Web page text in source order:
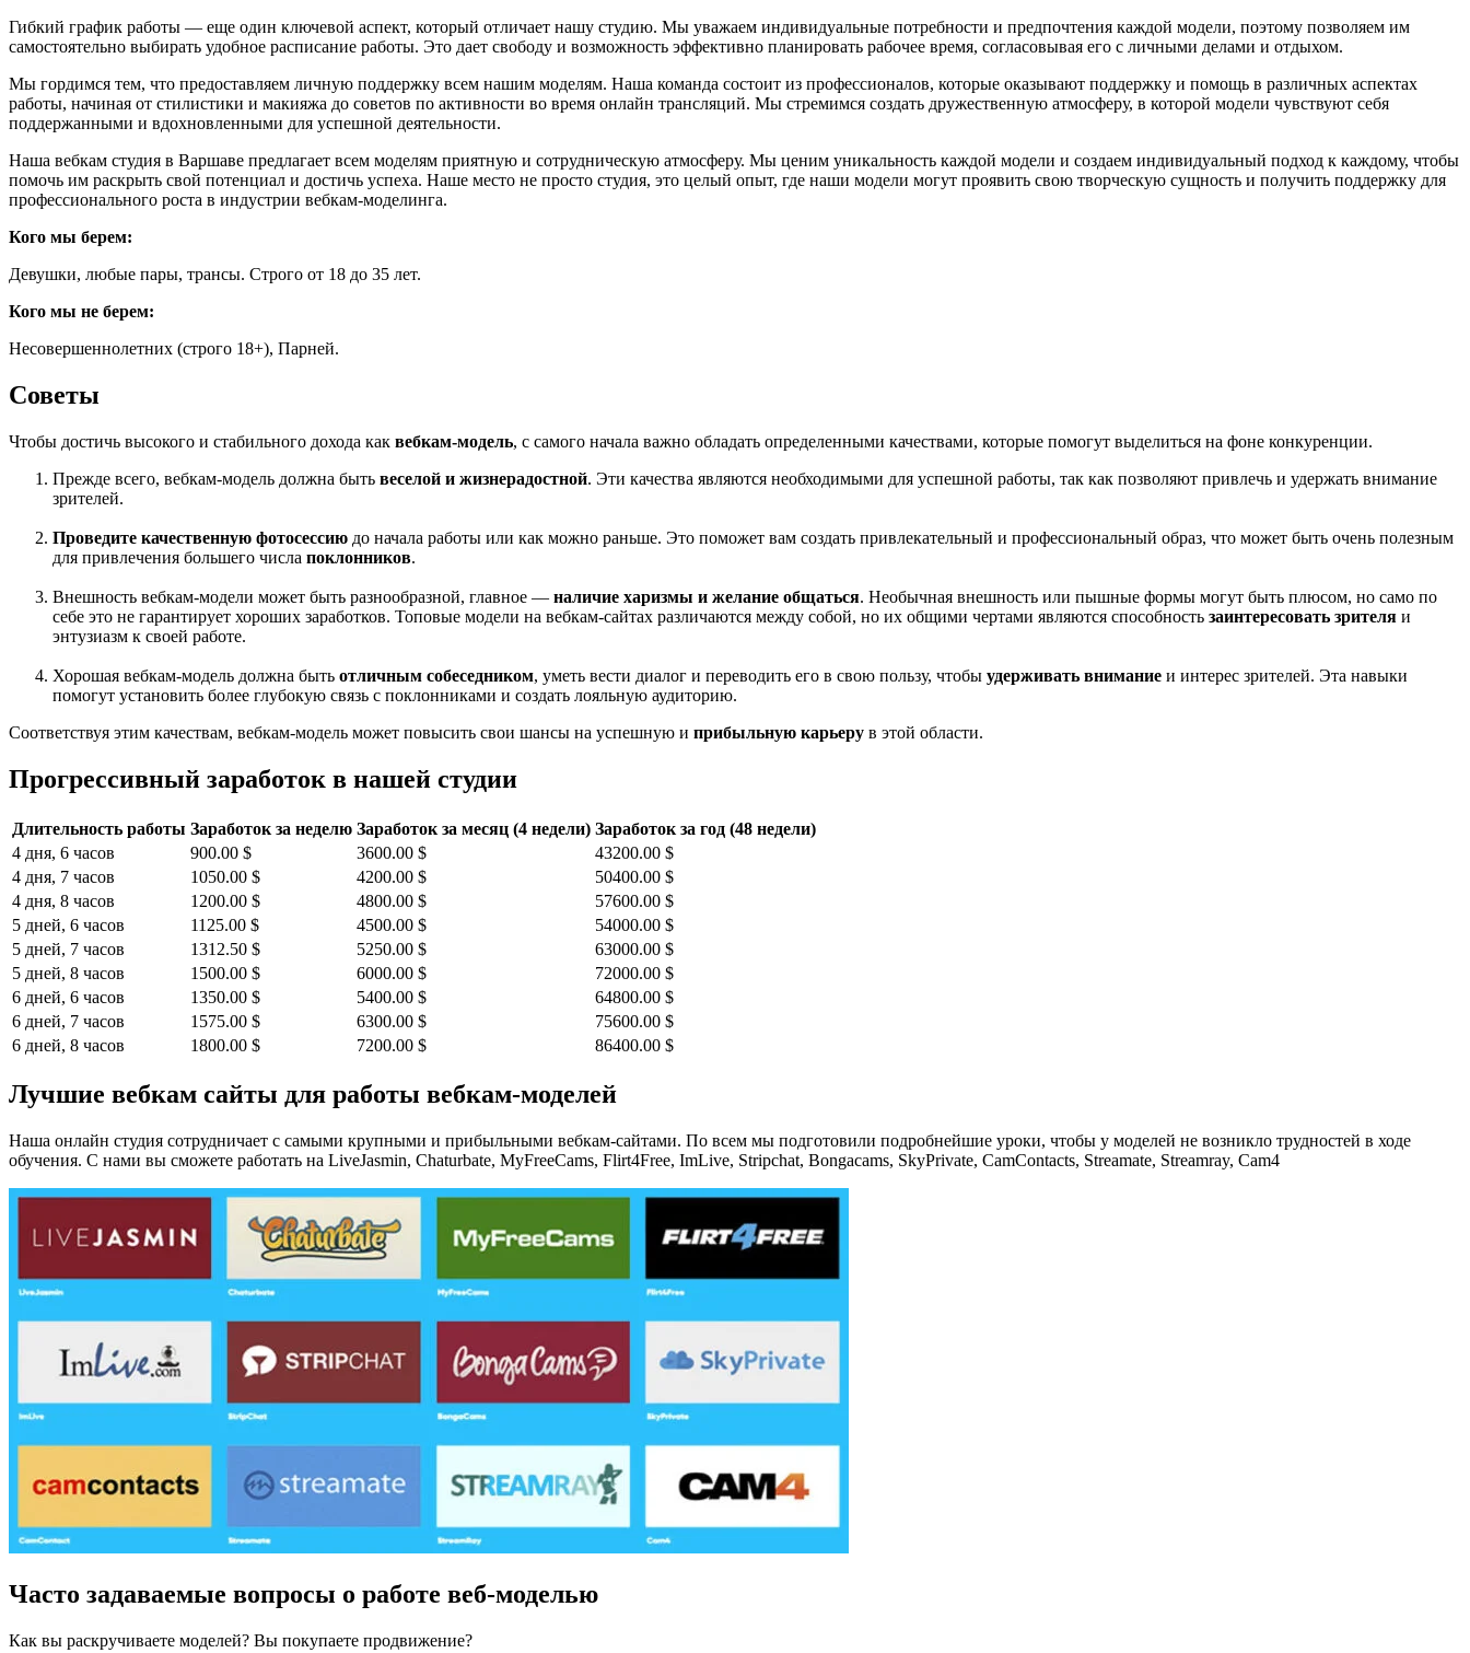
Гибкий график работы — еще один ключевой аспект, который отличает нашу студию. Мы уважаем индивидуальные потребности и предпочтения каждой модели, поэтому позволяем им
самостоятельно выбирать удобное расписание работы. Это дает свободу и возможность эффективно планировать рабочее время, согласовывая его с личными делами и отдыхом.
Мы гордимся тем, что предоставляем личную поддержку всем нашим моделям. Наша команда состоит из профессионалов, которые оказывают поддержку и помощь в различных аспектах
работы, начиная от стилистики и макияжа до советов по активности во время онлайн трансляций. Мы стремимся создать дружественную атмосферу, в которой модели чувствуют себя
поддержанными и вдохновленными для успешной деятельности.
Наша вебкам студия в Варшаве предлагает всем моделям приятную и сотрудническую атмосферу. Мы ценим уникальность каждой модели и создаем индивидуальный подход к каждому, чтобы
помочь им раскрыть свой потенциал и достичь успеха. Наше место не просто студия, это целый опыт, где наши модели могут проявить свою творческую сущность и получить поддержку для
профессионального роста в индустрии вебкам-моделинга.
Кого мы берем:
Девушки, любые пары, трансы. Строго от 18 до 35 лет.
Кого мы не берем:
Несовершеннолетних (строго 18+), Парней.
Советы
Чтобы достичь высокого и стабильного дохода как вебкам-модель, с самого начала важно обладать определенными качествами, которые помогут выделиться на фоне конкуренции.
Прежде всего, вебкам-модель должна быть веселой и жизнерадостной. Эти качества являются необходимыми для успешной работы, так как позволяют привлечь и удержать внимание
зрителей.
Проведите качественную фотосессию до начала работы или как можно раньше. Это поможет вам создать привлекательный и профессиональный образ, что может быть очень полезным
для привлечения большего числа поклонников.
Внешность вебкам-модели может быть разнообразной, главное — наличие харизмы и желание общаться. Необычная внешность или пышные формы могут быть плюсом, но само по
себе это не гарантирует хороших заработков. Топовые модели на вебкам-сайтах различаются между собой, но их общими чертами являются способность заинтересовать зрителя и
энтузиазм к своей работе.
Хорошая вебкам-модель должна быть отличным собеседником, уметь вести диалог и переводить его в свою пользу, чтобы удерживать внимание и интерес зрителей. Эта навыки
помогут установить более глубокую связь с поклонниками и создать лояльную аудиторию.
Соответствуя этим качествам, вебкам-модель может повысить свои шансы на успешную и прибыльную карьеру в этой области.
Прогрессивный заработок в нашей студии
Длительность работы Заработок за неделю Заработок за месяц (4 недели) Заработок за год (48 недели)
4 дня, 6 часов
900.00 $ 3600.00 $
43200.00 $
4 дня, 7 часов
1050.00 $ 4200.00 $
50400.00 $
4 дня, 8 часов
1200.00 $ 4800.00 $
57600.00 $
5 дней, 6 часов
1125.00 $ 4500.00 $
54000.00 $
5 дней, 7 часов
1312.50 $ 5250.00 $
63000.00 $
5 дней, 8 часов
1500.00 $ 6000.00 $
72000.00 $
6 дней, 6 часов
1350.00 $ 5400.00 $
64800.00 $
6 дней, 7 часов
1575.00 $ 6300.00 $
75600.00 $
6 дней, 8 часов
1800.00 $ 7200.00 $ 86400.00 $
Лучшие вебкам сайты для работы вебкам-моделей
Наша онлайн студия сотрудничает с самыми крупными и прибыльными вебкам-сайтами. По всем мы подготовили подробнейшие уроки, чтобы у моделей не возникло трудностей в ходе
обучения. С нами вы сможете работать на LiveJasmin, Chaturbate, MyFreeCams, Flirt4Free, ImLive, Stripchat, Bongacams, SkyPrivate, CamContacts, Streamate, Streamray, Cam4
Часто задаваемые вопросы о работе веб-моделью
Как вы раскручиваете моделей? Вы покупаете продвижение?